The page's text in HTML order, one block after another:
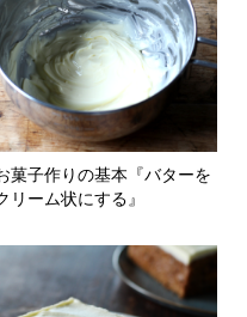
菓子作りの基本『バターを
リーム状にする』